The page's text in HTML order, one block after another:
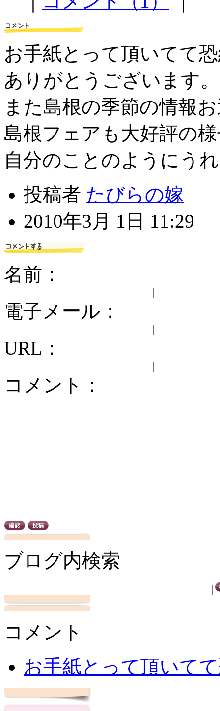
お手紙とって頂いてて
ありがとうございます。
また島根の季節の情報
島根フェアも大好評の
自分のことのようにう
投稿者 たびらの嫁
2010年3月 1日 11:29
名前：
電子メール：
URL：
コメント：
ブログ内検索
コメント
お手紙とって頂いて